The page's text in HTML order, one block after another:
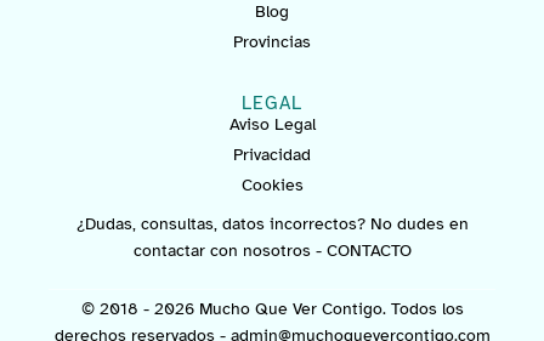
Blog
Provincias
LEGAL
Aviso Legal
Privacidad
Cookies
¿Dudas, consultas, datos incorrectos? No dudes en
contactar con nosotros - CONTACTO
© 2018 - 2026 Mucho Que Ver Contigo. Todos los
derechos reservados - admin@muchoquevercontigo.com